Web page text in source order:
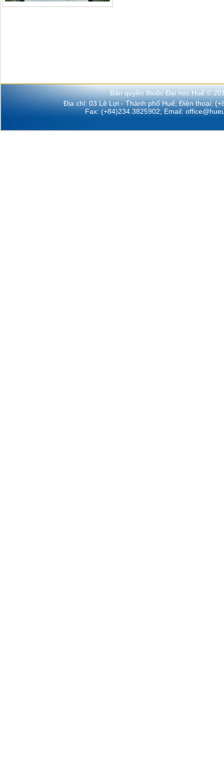
Bản quyền thuộc Đại học Huế ©
Địa chỉ: 03 Lê Lợi - Thành phố Huế; Điện thoại:
Fax: (+84)234.3825902; Email: